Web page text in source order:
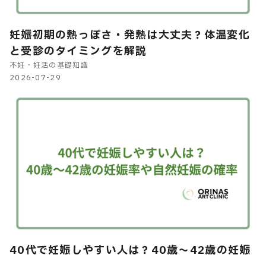
妊娠初期の熱っぽさ・発熱は大丈夫？体温変化
と受診のタイミングを解説
不妊・妊活の基礎知識
2026-07-29
40代で妊娠しやすい人は？40歳～42歳の妊娠